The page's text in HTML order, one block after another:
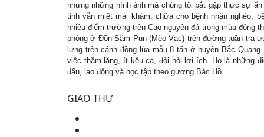
nhưng những hình ảnh mà chúng tôi bắt gặp thực sự
tỉnh vẫn miệt mài khám, chữa cho bệnh nhân nghèo,
nhiều điểm trường trên Cao nguyên đá trong mùa
phòng ở Đồn Săm Pun (Mèo Vạc) trên đường tuần tra
lưng trên cánh đồng lúa mẫu 8 tấn ở huyện Bắc
việc thầm lặng, ít kêu ca, đòi hỏi lợi ích. Họ là những
đấu, lao động và học tập theo gương Bác Hồ.
GIAO THƯ